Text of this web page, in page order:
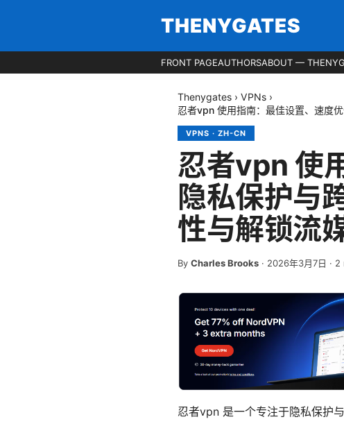
THENYGATES
FRONT PAGEAUTHORSABOUT —
Thenygates › VPNs ›
忍者vpn 使用指南：最佳设置、速度
VPNS · ZH-CN
忍者vpn 使
隐私保护与
性与解锁流
By Charles Brooks · 2026年3月7日 · 2
忍者vpn 是一个专注于隐私保护